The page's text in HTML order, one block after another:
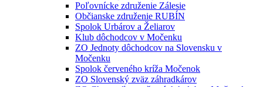
Poľovnícke združenie Zálesie
Občianske združenie RUBÍN
Spolok Urbárov a Želiarov
Klub dôchodcov v Močenku
ZO Jednoty dôchodcov na Slovensku v
Močenku
Spolok červeného kríža Močenok
ZO Slovenský zväz záhradkárov